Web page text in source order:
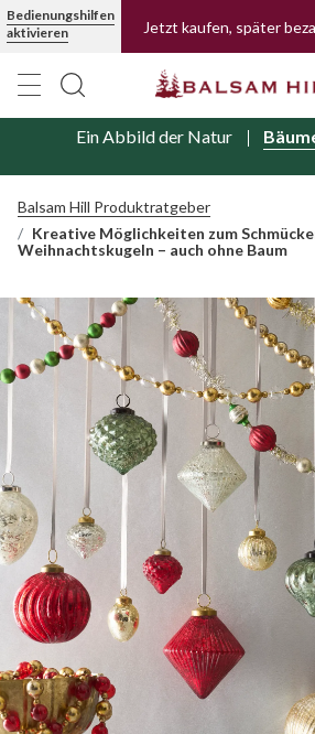
Bedienungshilfen
aktivieren
Jetzt kaufen, später
Ein Abbild der Natur
Balsam Hill Produktratgeber
Kreative Möglichkeiten zum
Weihnachtskugeln – auch ohne Baum